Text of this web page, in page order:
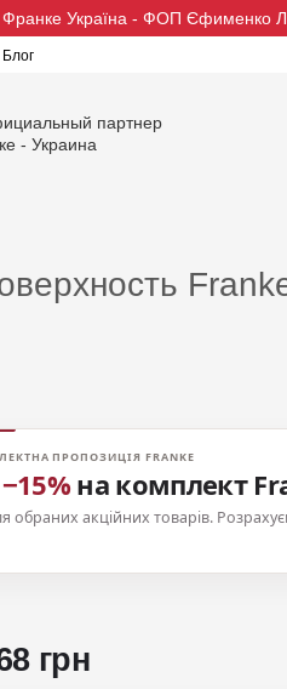
Франке Україна - ФОП Єфименко
Блог
ПРОПОЗИЦІЯ FRANKE
−15% на комплект
обраних акційних товарів.
грн